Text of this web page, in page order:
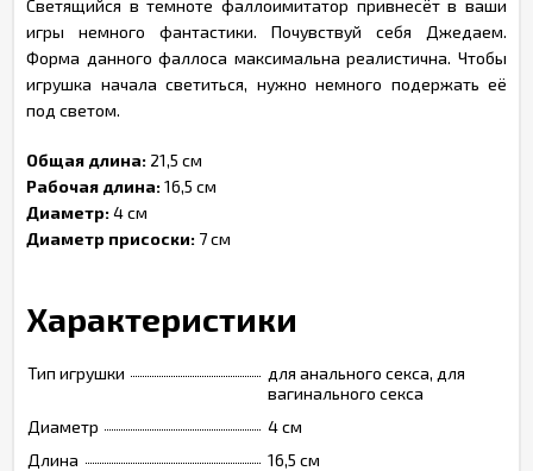
Светящийся в темноте фаллоимитатор привнесёт в ваши
игры немного фантастики. Почувствуй себя Джедаем.
Форма данного фаллоса максимальна реалистична. Чтобы
игрушка начала светиться, нужно немного подержать её
под светом.
Общая длина: 21,5 см
Рабочая длина:16,5 см
Диаметр:4 см
Диаметр присоски: 7 см
Характеристики
Тип игрушки
для анального секса, для
вагинального секса
Диаметр
4 см
Длина
16,5 см